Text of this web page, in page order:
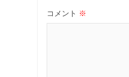
コメント ※